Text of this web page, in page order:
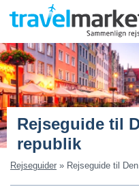
Rejseguide til
republik
Rejseguider » Rejseguide til